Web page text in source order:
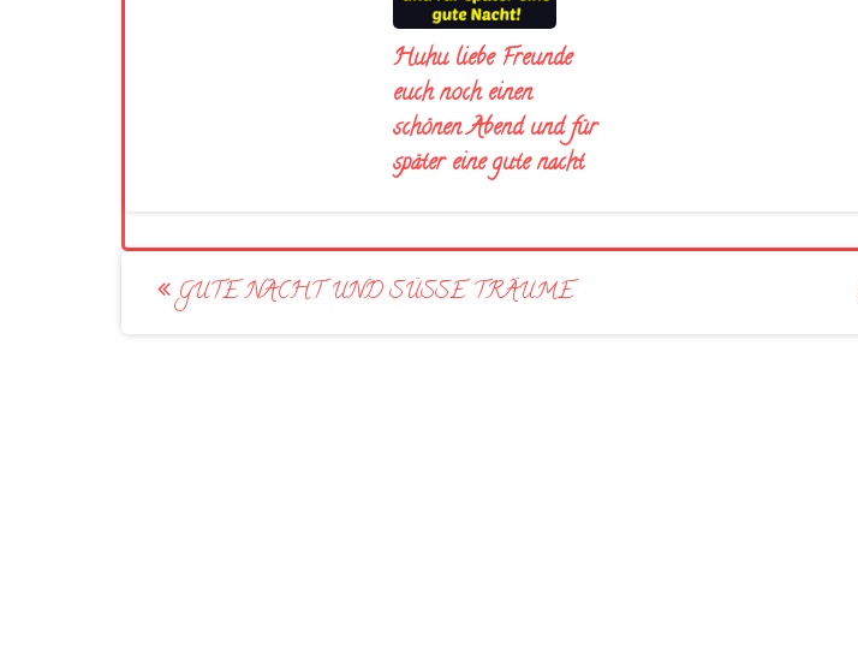
Huhu liebe Freunde
euch noch einen
schönen Abend und für
später eine gute nacht
Post
navigation
GUTE NACHT UND SÜSSE TRÄUME